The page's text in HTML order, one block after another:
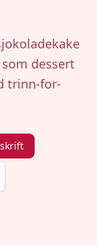
dessert
trinn-for-